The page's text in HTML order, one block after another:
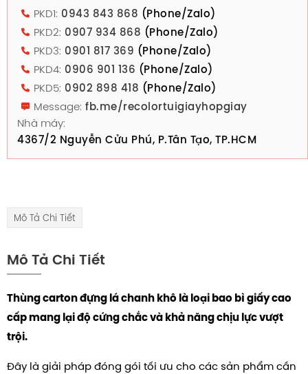
PKD1: 0943 843 868 (Phone/Zalo)
PKD2: 0907 934 868 (Phone/Zalo)
PKD3: 0901 817 369 (Phone/Zalo)
PKD4: 0906 901 136 (Phone/Zalo)
PKD5: 0902 898 418 (Phone/Zalo)
Message: fb.me/recolortuigiayhopgiay
Nhà máy:
4367/2 Nguyễn Cửu Phú, P.Tân Tạo, TP.HCM
Mô Tả Chi Tiết
Mô Tả Chi Tiết
Thùng carton đựng lá chanh khô là loại bao bì giấy cao
cấp mang lại độ cứng chắc và khả năng chịu lực vượt
trội.
Đây là giải pháp đóng gói tối ưu cho các sản phẩm cần